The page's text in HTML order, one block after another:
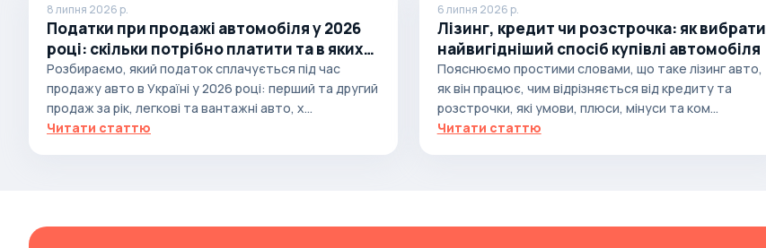
Buick
BYD
Byvin
Cadillac
Callaway
8 липня 2026 р.
Податки при продажі автомобіля у 2026
році: скільки потрібно платити та в яких
випадках
Розбираємо, який податок сплачується під час
продажу авто в Україні у 2026 році: перший та другий
продаж за рік, легкові та вантажні авто, х...
Читати статтю
6 липня 2026 р.
Лізинг, кредит чи розстрочка: як вибрати
найвигідніший спосіб купівлі автомобіля
Пояснюємо простими словами, що таке лізинг авто,
як він працює, чим відрізняється від кредиту та
розстрочки, які умови, плюси, мінуси та ком...
Читати статтю